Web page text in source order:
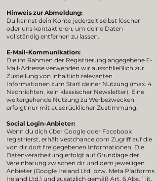
Hinweis zur Abmeldung:
Du kannst dein Konto jederzeit selbst löschen
oder uns kontaktieren, um deine Daten
vollständig entfernen zu lassen.
E-Mail-Kommunikation:
Die im Rahmen der Registrierung angegebene E-
Mail-Adresse verwenden wir ausschließlich zur
Zustellung von inhaltlich relevanten
Informationen zum Start deiner Nutzung (max. 4
Nachrichten, kein klassischer Newsletter). Eine
weitergehende Nutzung zu Werbezwecken
erfolgt nur mit ausdrücklicher Zustimmung.
Social Login-Anbieter:
Wenn du dich über Google oder Facebook
registrierst, erhält vestchance.com Zugriff auf die
von dir dort freigegebenen Informationen. Die
Datenverarbeitung erfolgt auf Grundlage der
Vereinbarung zwischen dir und dem jeweiligen
Anbieter (Google Ireland Ltd. bzw. Meta Platforms
Ireland Ltd.) und zusätzlich gemäß Art. 6 Abs. 1 lit.